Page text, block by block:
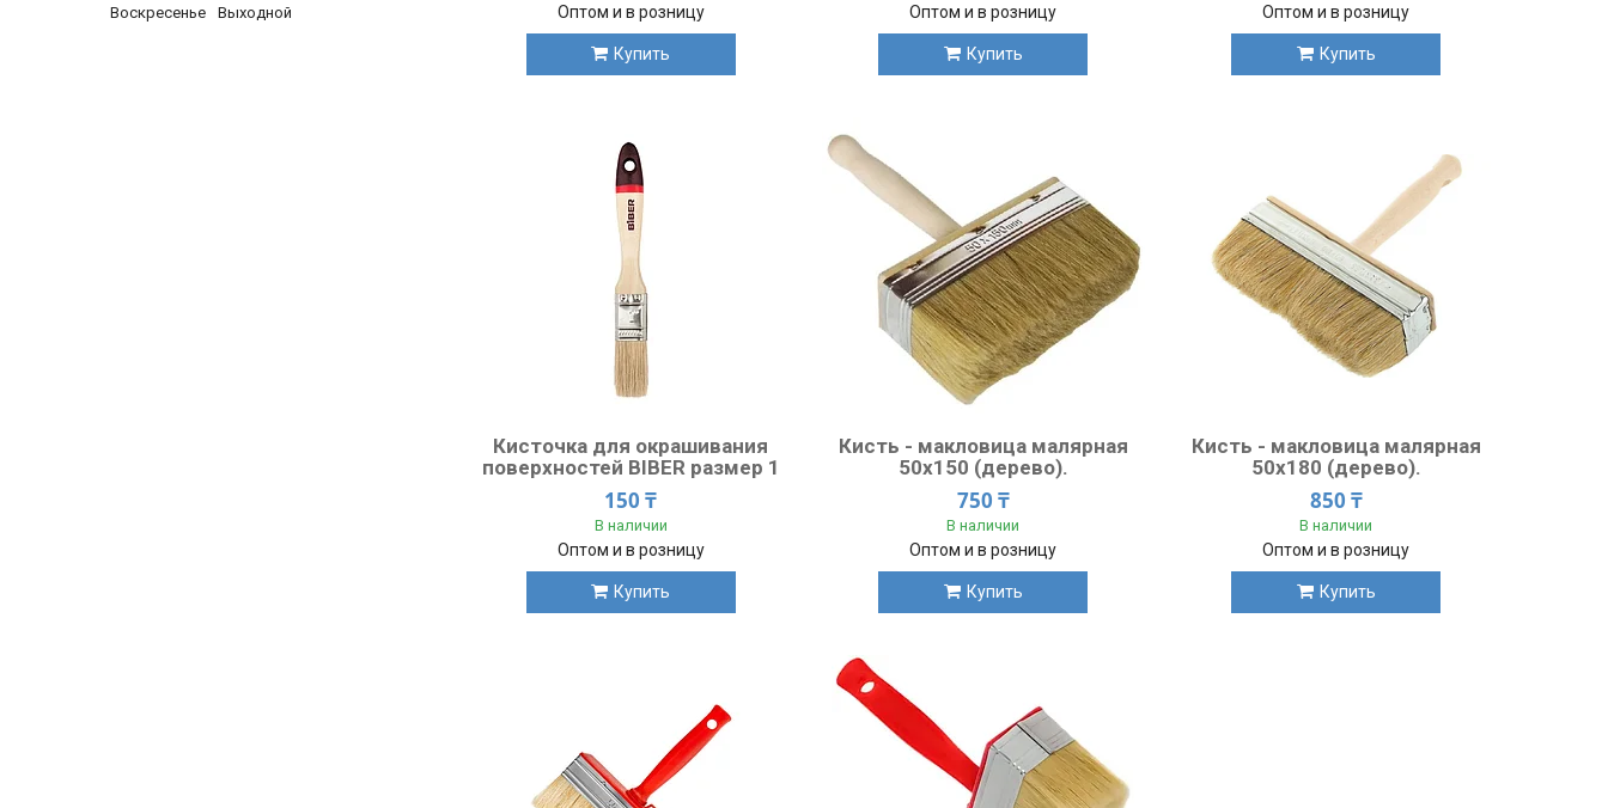
Оптом и в розницу
Купить
Оптом и в розницу
Купить
Оптом и в розницу
Купить
Кисточка для окрашивания
поверхностей BIBER размер 1
150 ₸
В наличии
Оптом и в розницу
Купить
Кисть - макловица малярная
50x150 (дерево).
750 ₸
В наличии
Оптом и в розницу
Купить
Кисть - макловица малярная
50x180 (дерево).
850 ₸
В наличии
Оптом и в розницу
Купить
Воскресенье
Выходной